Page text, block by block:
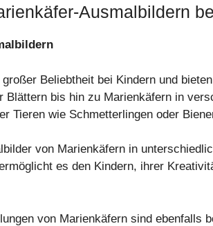
Ausmalbildern
Beliebtheit bei Kindern und
Blättern bis hin zu Marienkäfern in
Tieren wie Schmetterlingen oder
von Marienkäfern in
es den Kindern, ihrer
von Marienkäfern sind ebenfalls